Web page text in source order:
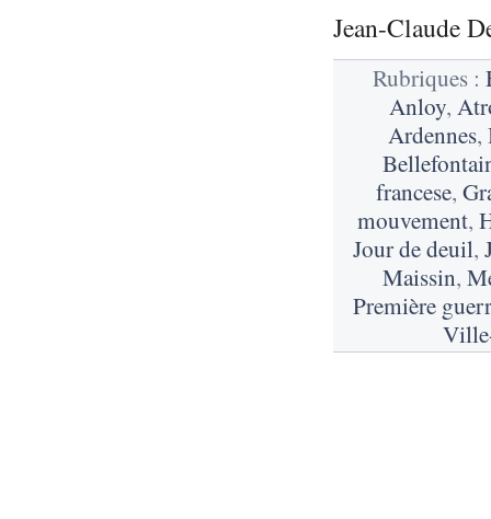
Jean-Claude
Rubriques :
Anloy,
Ardennes,
francese,
mouvement,
Jour de deuil,
Maissin,
Première